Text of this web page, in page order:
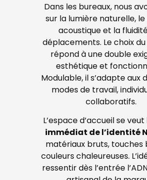
Dans les bureaux, nous
sur la lumière naturelle,
acoustique et la
déplacements. Le choix
répond à une double
esthétique et
Modulable, il s’adapte aux
modes de travail,
collaboratifs.
L’espace d’accueil se veut
immédiat de l’identité
matériaux bruts, touches
couleurs chaleureuses.
ressentir dès l’entrée